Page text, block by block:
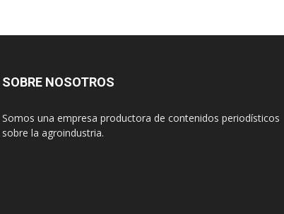
SOBRE NOSOTROS
Somos una empresa productora de contenidos periodísticos
sobre la agroindustria.